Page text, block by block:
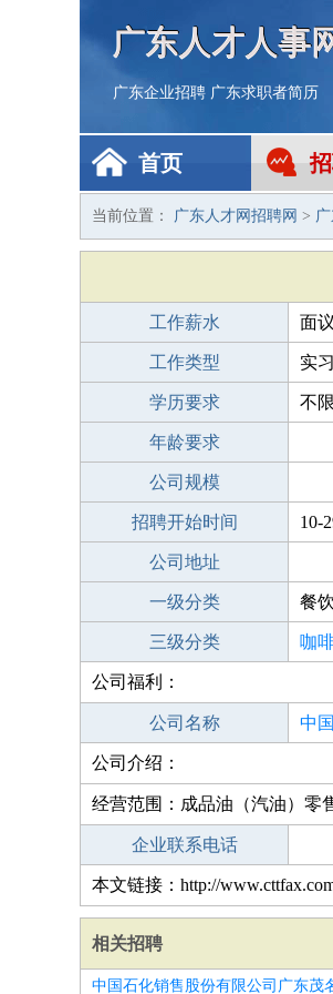
广东人才人事
广东企业招聘 广东求职者简历
首页
当前位置： 广东人才网招聘网 >
工作薪水 面
工作类型 实习
学历要求 不限
年龄要求
公司规模
招聘开始时间 10-
公司地址
一级分类 餐
三级分类 咖
公司福利：
公司名称 中
公司介绍：
经营范围：成品油（汽油）零
企业联系电话
本文链接：http://
相关招聘
中国石化销售股份有限公司广东茂